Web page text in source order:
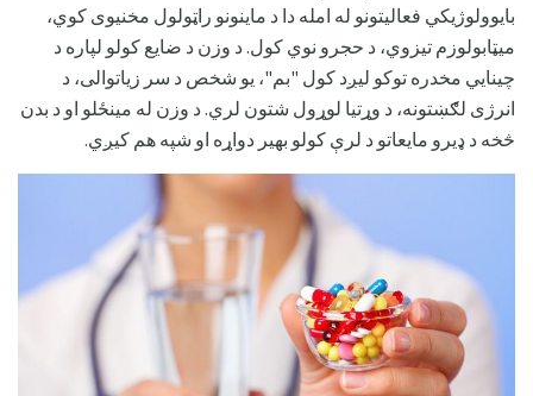
بایوولوژيکي فعالیتونو له امله دا د ماینونو راټولول مخنیوی کوي،
میټابولوزم تیزوي، د حجرو نوي کول. د وزن د ضایع کولو لپاره د
چینايي مخدره توکو لیږد کول "بم"، یو شخص د سر زیاتوالی، د
انرژی لګښتونه، د وړتیا لوړول شتون لري. د وزن له مینځلو او د بدن
څخه د ډیرو مايعاتو د لرې کولو بهیر دواړه او شپه هم کیږي.